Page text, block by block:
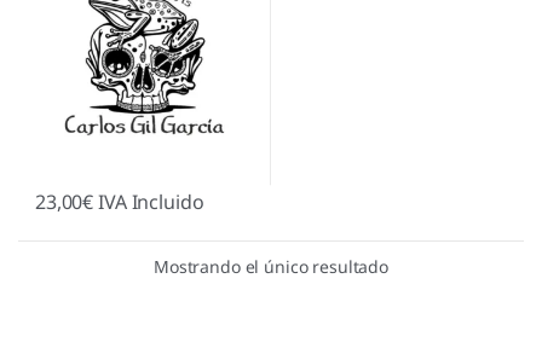
23,00€IVA Incluido
Mostrando el único resultado